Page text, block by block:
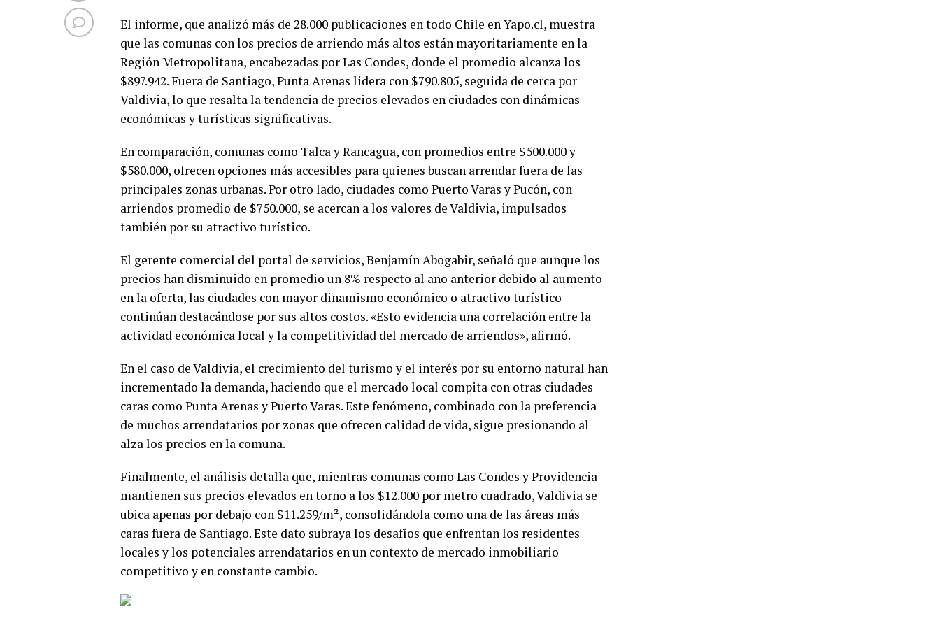
El informe, que analizó más de 28.000 publicaciones en todo Chile en Yapo.cl, muestra
que las comunas con los precios de arriendo más altos están mayoritariamente en la
Región Metropolitana, encabezadas por Las Condes, donde el promedio alcanza los
$897.942. Fuera de Santiago, Punta Arenas lidera con $790.805, seguida de cerca por
Valdivia, lo que resalta la tendencia de precios elevados en ciudades con dinámicas
económicas y turísticas significativas.
En comparación, comunas como Talca y Rancagua, con promedios entre $500.000 y
$580.000, ofrecen opciones más accesibles para quienes buscan arrendar fuera de las
principales zonas urbanas. Por otro lado, ciudades como Puerto Varas y Pucón, con
arriendos promedio de $750.000, se acercan a los valores de Valdivia, impulsados
también por su atractivo turístico.
El gerente comercial del portal de servicios, Benjamín Abogabir, señaló que aunque los
precios han disminuido en promedio un 8% respecto al año anterior debido al aumento
en la oferta, las ciudades con mayor dinamismo económico o atractivo turístico
continúan destacándose por sus altos costos. «Esto evidencia una correlación entre la
actividad económica local y la competitividad del mercado de arriendos», afirmó.
En el caso de Valdivia, el crecimiento del turismo y el interés por su entorno natural han
incrementado la demanda, haciendo que el mercado local compita con otras ciudades
caras como Punta Arenas y Puerto Varas. Este fenómeno, combinado con la preferencia
de muchos arrendatarios por zonas que ofrecen calidad de vida, sigue presionando al
alza los precios en la comuna.
Finalmente, el análisis detalla que, mientras comunas como Las Condes y Providencia
mantienen sus precios elevados en torno a los $12.000 por metro cuadrado, Valdivia se
ubica apenas por debajo con $11.259/m², consolidándola como una de las áreas más
caras fuera de Santiago. Este dato subraya los desafíos que enfrentan los residentes
locales y los potenciales arrendatarios en un contexto de mercado inmobiliario
competitivo y en constante cambio.